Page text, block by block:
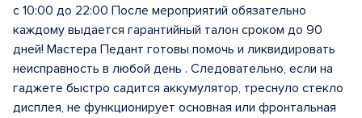
с 10:00 до 22:00 После мероприятий обязательно
каждому выдается гарантийный талон сроком до 90
дней! Мастера Педант готовы помочь и ликвидировать
неисправность в любой день . Следовательно, если на
гаджете быстро садится аккумулятор, треснуло стекло
дисплея, не функционирует основная или фронтальная